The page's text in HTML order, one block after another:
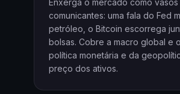
comunicantes: uma fala do Fed
petróleo, o Bitcoin escorrega
bolsas. Cobre a macro global e
política monetária e da
preço dos ativos.